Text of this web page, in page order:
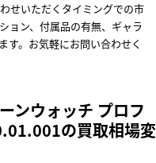
せいただくタイミングでの市
ョン、付属品の有無、ギャラ
す。お気軽にお問い合わせく
ンウォッチ プロフ
の買取相場変